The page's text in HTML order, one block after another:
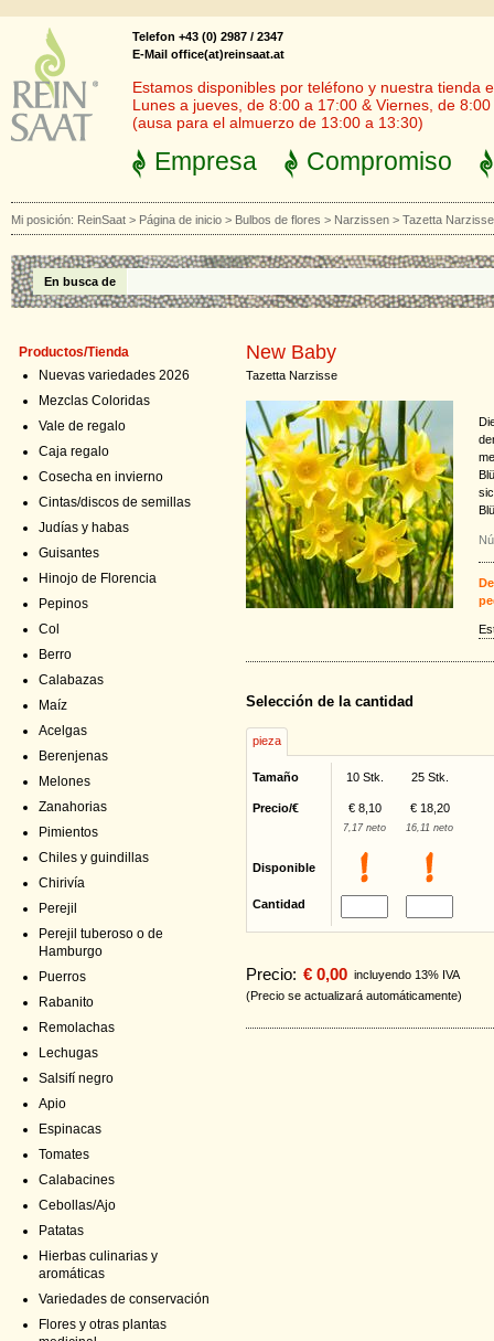
Telefon +43 (0) 2987 / 2347
E-Mail office(at)reinsaat.at
Estamos disponibles por teléfono y nuestra tienda
Lunes a jueves, de 8:00 a 17:00 & Viernes, de
(ausa para el almuerzo de 13:00 a 13:30)
Empresa Compromiso
Mi posición: ReinSaat > Página de inicio > Bulbos de flores > Narzissen > Tazetta
En busca de
Productos/Tienda
Nuevas variedades 2026
Mezclas Coloridas
Vale de regalo
Caja regalo
Cosecha en invierno
Cintas/discos de semillas
Judías y habas
Guisantes
Hinojo de Florencia
Pepinos
Col
Berro
Calabazas
Maíz
Acelgas
Berenjenas
Melones
Zanahorias
Pimientos
Chiles y guindillas
Chirivía
Perejil
Perejil tuberoso o de
Hamburgo
Puerros
Rabanito
Remolachas
Lechugas
Salsifí negro
Apio
Espinacas
Tomates
Calabacines
Cebollas/Ajo
Patatas
Hierbas culinarias y
aromáticas
Variedades de conservación
Flores y otras plantas
New Baby
Tazetta Narzisse
Selección de la cantidad
pieza
Tamaño 10 Stk. 25 Stk.
Precio/€ € 8,10 € 18,20
7,17 neto 16,11 neto
Disponible
Cantidad
Precio: € 0,00 incluyendo 13% IVA
(Precio se actualizará automáticamente)